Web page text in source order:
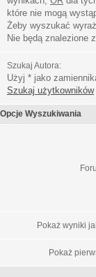
które nie mogą
Żeby wyszukać
Nie będą znalezione
Szukaj Autora:
Użyj * jako
Szukaj użytkowników
Opcje Wyszukiwania
Pokaż wyniki
Pokaż